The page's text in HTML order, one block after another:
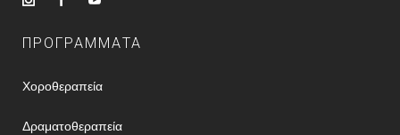
ΠΡΟΓΡΑΜΜΑΤΑ
Χοροθεραπεία
Δραματοθεραπεία